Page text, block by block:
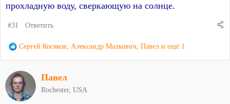
прохладную воду, сверкающую на солнце.
#31 Ответить
Р
к
ц
и
Сергей Косяков, Александр Малкович, Павел и ещё 1
Павел
Rochester, USA